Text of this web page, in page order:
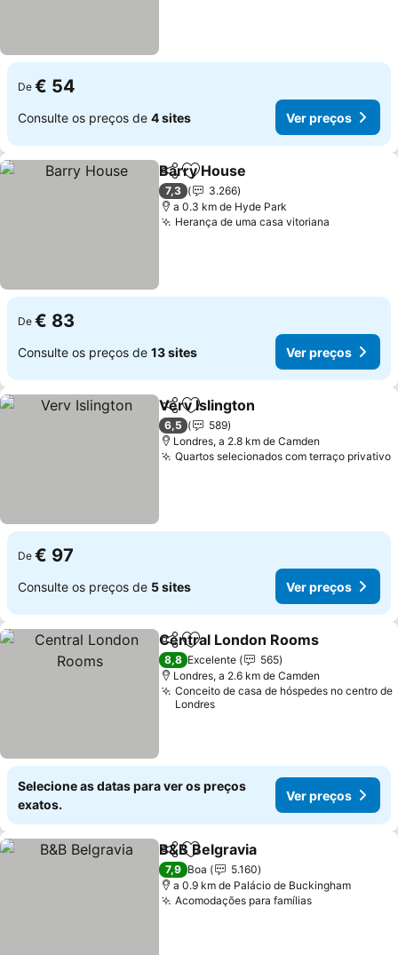
De € 54
Consulte os preços de 4 sites Ver preços
PartilharAdicionar aos favoritos
Barry House
7,3
3.266
a 0.3 km de Hyde Park
Herança de uma casa vitoriana
De € 83
Consulte os preços de 13 sites Ver preços
PartilharAdicionar aos favoritos
Verv Islington
6,5
589
Londres, a 2.8 km de Camden
Quartos selecionados com terraço privativo
De € 97
Consulte os preços de 5 sites Ver preços
PartilharAdicionar aos favoritos
Central London Rooms
8,8 Excelente
565
Londres, a 2.6 km de Camden
Conceito de casa de hóspedes no centro de
Londres
Selecione as datas para ver os preços
exatos.
Ver preços
PartilharAdicionar aos favoritos
B&B Belgravia
7,9 Boa
5.160
a 0.9 km de Palácio de Buckingham
Acomodações para famíliasVer preços